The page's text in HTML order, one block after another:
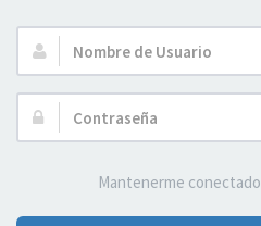
Nombre
de
Usuario:
Contraseña:
Mantenerme conectado